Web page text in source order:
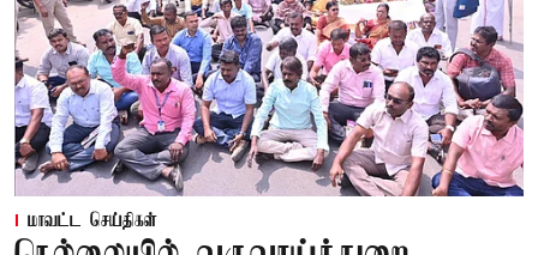
மாவட்ட செய்திகள்